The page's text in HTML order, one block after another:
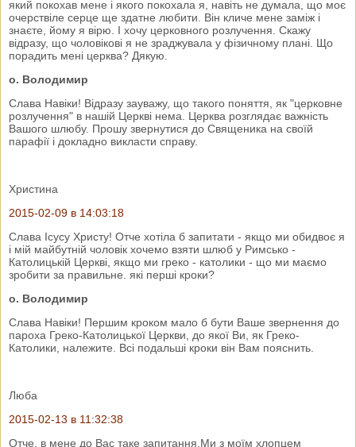
який покохав мене і якого покохала я, навіть не думала, що моє
очерствіле серце ще здатне любити. Він кличе мене заміж і
знаєте, йому я вірю. І хочу церковного розлучення. Скажу
відразу, що чоловікові я не зраджувала у фізичному плані. Що
порадить мені церква? Дякую.
о. Володимир
Слава Навіки! Відразу зауважу, що такого поняття, як "церковне
розлучення" в нашій Церкві нема. Церква розглядає важність
Вашого шлюбу. Прошу звернутися до Священика на своїй
парафії і докладно викласти справу.
Христина
2015-02-09 в 14:03:18
Слава Ісусу Христу! Отче хотіла б запитати - якщо ми обидвоє я
і мій майбутній чоловік хочемо взяти шлюб у Римсько -
Католицькій Церкві, якщо ми греко - католики - що ми маємо
зробити за правильне. які перші кроки?
о. Володимир
Слава Навіки! Першим кроком мало б бути Ваше звернення до
пароха Греко-Католицької Церкви, до якої Ви, як Греко-
Католики, належите. Всі подальші кроки він Вам пояснить.
Люба
2015-02-13 в 11:32:38
Отче, в мене до Вас таке запитання.Ми з моїм хлопцем